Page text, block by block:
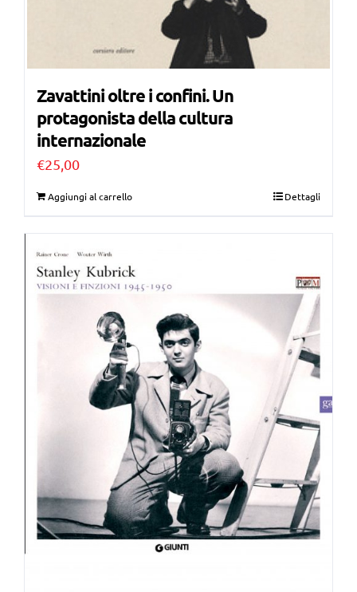
Zavattini oltre i confini. Un
protagonista della cultura
internazionale
€25,00
Aggiungi al carrello Dettagli